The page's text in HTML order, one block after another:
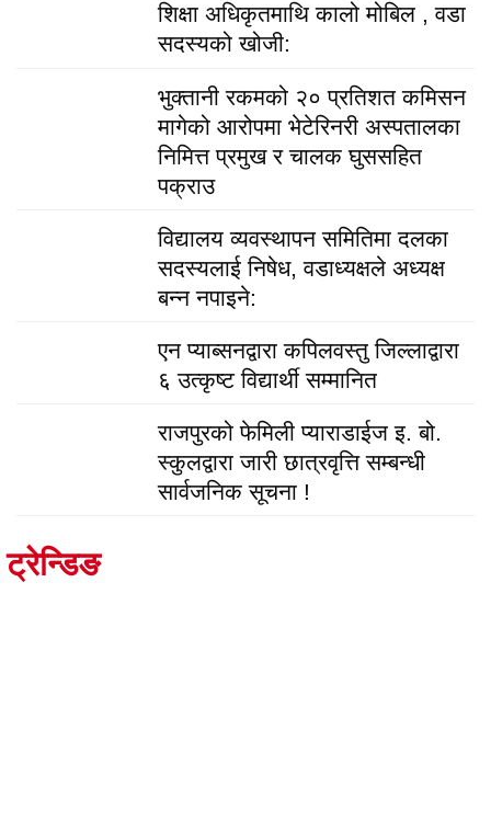
शिक्षा अधिकृतमाथि कालो मोबिल , वडा
सदस्यको खोजी:
भुक्तानी रकमको २० प्रतिशत कमिसन
मागेको आरोपमा भेटेरिनरी अस्पतालका
निमित्त प्रमुख र चालक घुससहित
पक्राउ
विद्यालय व्यवस्थापन समितिमा दलका
सदस्यलाई निषेध, वडाध्यक्षले अध्यक्ष
बन्न नपाइने:
एन प्याब्सनद्वारा कपिलवस्तु जिल्लाद्वारा
६ उत्कृष्ट विद्यार्थी सम्मानित
राजपुरको फेमिली प्याराडाईज इ. बो.
स्कुलद्वारा जारी छात्रवृत्ति सम्बन्धी
सार्वजनिक सूचना !
ट्रेन्डिङ